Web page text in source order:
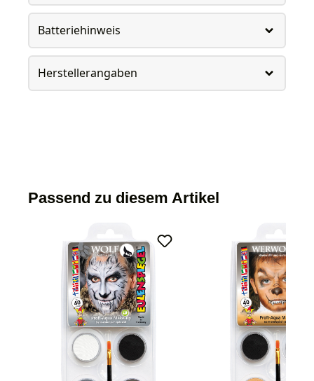
Batteriehinweis
Herstellerangaben
Passend zu diesem Artikel